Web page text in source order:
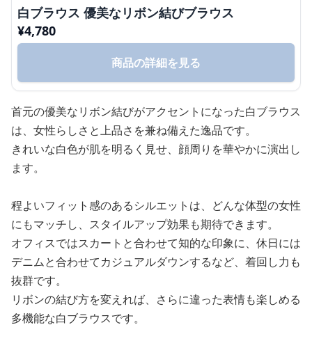
白ブラウス 優美なリボン結びブラウス
¥4,780
商品の詳細を見る
首元の優美なリボン結びがアクセントになった白ブラウス
は、女性らしさと上品さを兼ね備えた逸品です。
きれいな白色が肌を明るく見せ、顔周りを華やかに演出し
ます。
程よいフィット感のあるシルエットは、どんな体型の女性
にもマッチし、スタイルアップ効果も期待できます。
オフィスではスカートと合わせて知的な印象に、休日には
デニムと合わせてカジュアルダウンするなど、着回し力も
抜群です。
リボンの結び方を変えれば、さらに違った表情も楽しめる
多機能な白ブラウスです。